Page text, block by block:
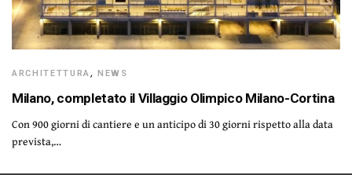
ARCHITETTURA,NEWS
Milano, completato il Villaggio Olimpico Milano-Cortina
Con 900 giorni di cantiere e un anticipo di 30 giorni rispetto alla data
prevista,…